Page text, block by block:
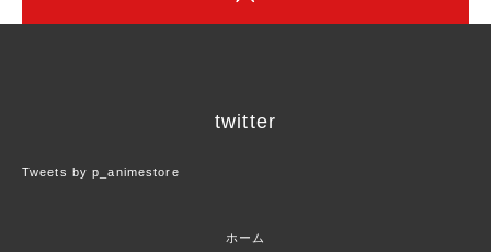
twitter
Tweets by p_animestore
ホーム